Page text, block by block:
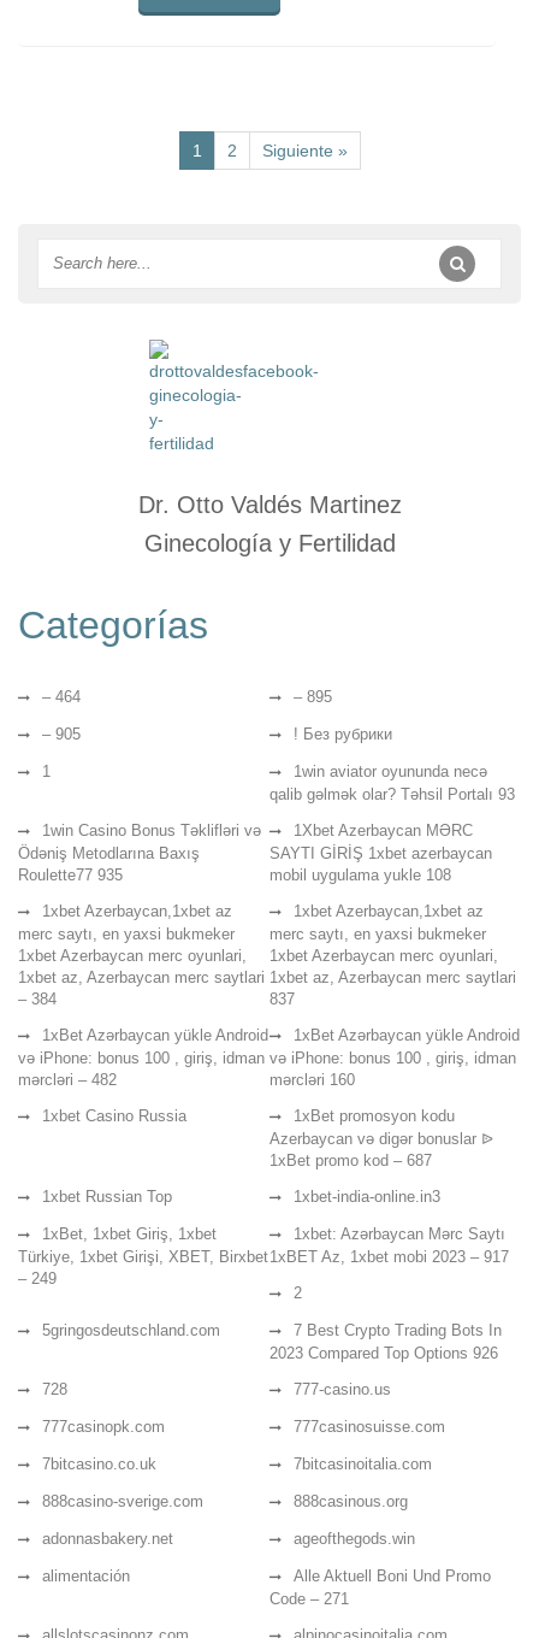
1 2 Siguiente »
Dr. Otto Valdés Martinez
Ginecología y Fertilidad
Categorías
– 464 – 895
– 905 ! Без рубрики
1
1win aviator oyununda necə
qalib gəlmək olar? Təhsil Portalı 93
1win Casino Bonus Təklifləri və
Ödəniş Metodlarına Baxış
Roulette77 935
1Xbet Azerbaycan MƏRC
SAYTI GİRİŞ 1xbet azerbaycan
mobil uygulama yukle 108
1xbet Azerbaycan,1xbet az
merc saytı, en yaxsi bukmeker
1xbet Azerbaycan merc oyunlari,
1xbet az, Azerbaycan merc saytlari
– 384
1xbet Azerbaycan,1xbet az
merc saytı, en yaxsi bukmeker
1xbet Azerbaycan merc oyunlari,
1xbet az, Azerbaycan merc saytlari
837
1xBet Azərbaycan yükle Android
və iPhone: bonus 100 , giriş, idman
mərcləri – 482
1xBet Azərbaycan yükle Android
və iPhone: bonus 100 , giriş, idman
mərcləri 160
1xbet Casino Russia
1xBet promosyon kodu
Azerbaycan və digər bonuslar ᐉ
1xBet promo kod – 687
1xbet Russian Top
1xbet-india-online.in3
1xBet, 1xbet Giriş, 1xbet
Türkiye, 1xbet Girişi, XBET, Birxbet
– 249
1xbet: Azərbaycan Mərc Saytı
1xBET Az, 1xbet mobi 2023 – 917
2
5gringosdeutschland.com
7 Best Crypto Trading Bots In
2023 Compared Top Options 926
728
777-casino.us
777casinopk.com 777casinosuisse.com
7bitcasino.co.uk 7bitcasinoitalia.com
888casino-sverige.com 888casinous.org
adonnasbakery.net ageofthegods.win
alimentación
Alle Aktuell Boni Und Promo
Code – 271